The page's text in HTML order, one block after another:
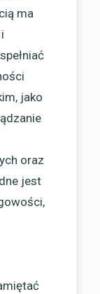
ma
jako
oraz
jest